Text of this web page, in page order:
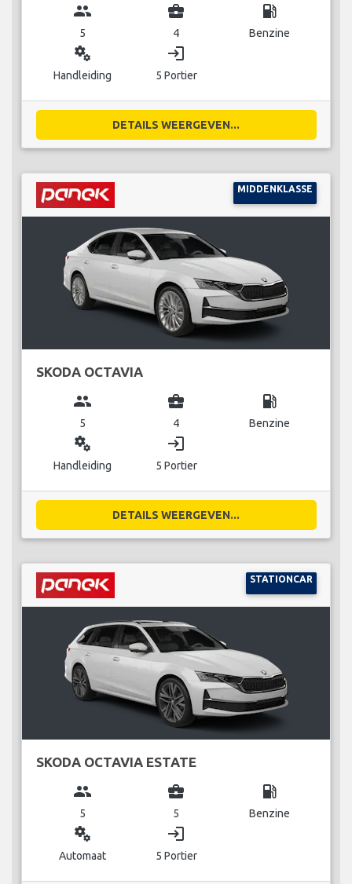
group
5
business_center
4
local_gas_station
Benzine
miscellaneous_services
Handleiding
login
5 Portier
DETAILS WEERGEVEN...
MIDDENKLASSE
SKODA OCTAVIA
group
5
business_center
4
local_gas_station
Benzine
miscellaneous_services
Handleiding
login
5 Portier
DETAILS WEERGEVEN...
STATIONCAR
SKODA OCTAVIA ESTATE
group
5
business_center
5
local_gas_station
Benzine
miscellaneous_services
Automaat
login
5 Portier